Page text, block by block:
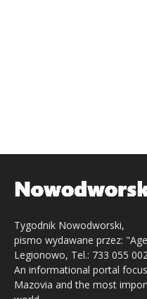
Tygodnik Nowodworski,
pismo wydawane przez:
Legionowo, Tel.: 733 055
An informational portal
Mazovia and the most